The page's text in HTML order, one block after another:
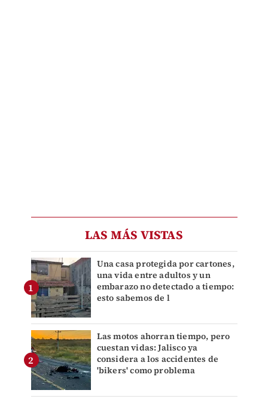
LAS MÁS VISTAS
Una casa protegida por cartones,
una vida entre adultos y un
embarazo no detectado a tiempo:
esto sabemos de l
Las motos ahorran tiempo, pero
cuestan vidas: Jalisco ya
considera a los accidentes de
'bikers' como problema